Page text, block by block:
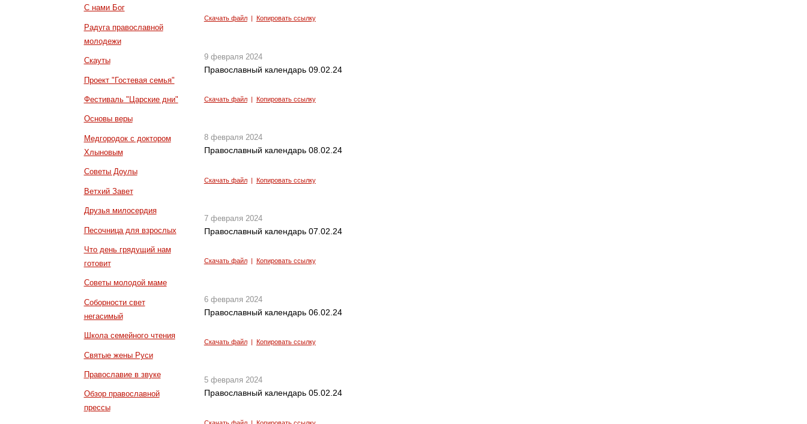
С нами Бог
Радуга православной
молодежи
Скауты
Проект "Гостевая семья"
Фестиваль "Царские дни"
Основы веры
Медгородок с доктором
Хлыновым
Советы Доулы
Ветхий Завет
Друзья милосердия
Песочница для взрослых
Что день грядущий нам
готовит
Советы молодой маме
Соборности свет
негасимый
Школа семейного чтения
Святые жены Руси
Православие в звуке
Обзор православной
прессы
Скачать файл| Копировать ссылку
9 февраля 2024
Православный календарь 09.02.24
Скачать файл| Копировать ссылку
8 февраля 2024
Православный календарь 08.02.24
Скачать файл| Копировать ссылку
7 февраля 2024
Православный календарь 07.02.24
Скачать файл| Копировать ссылку
6 февраля 2024
Православный календарь 06.02.24
Скачать файл| Копировать ссылку
5 февраля 2024
Православный календарь 05.02.24
Скачать файл| Копировать ссылку